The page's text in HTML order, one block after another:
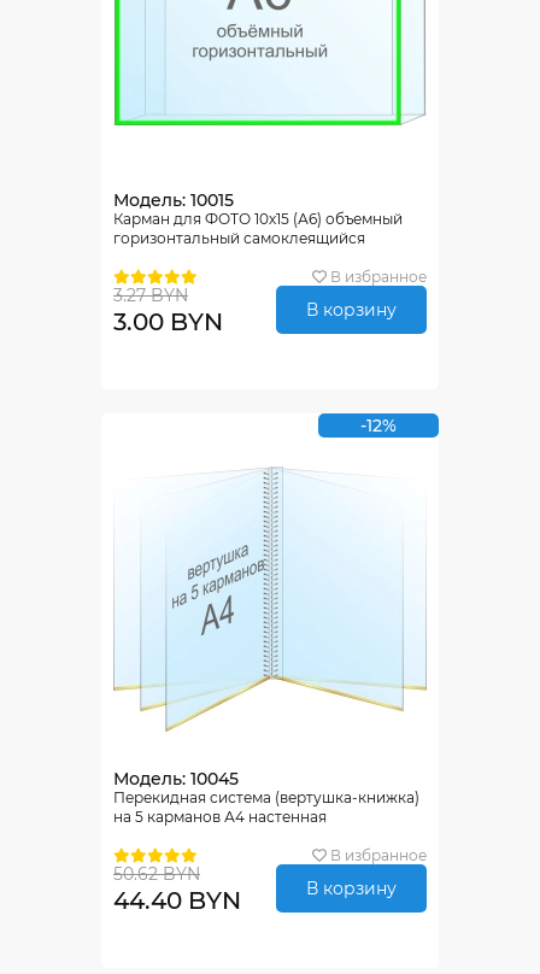
Модель: 10015
Карман для ФОТО 10х15 (А6) объемный
горизонтальный самоклеящийся
В избранное
3.27 BYN
3.00 BYN В корзину
-12%
Модель: 10045
Перекидная система (вертушка-книжка)
на 5 карманов А4 настенная
В избранное
50.62 BYN
44.40 BYN В корзину